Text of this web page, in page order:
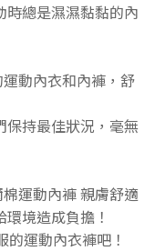
時總是濕濕黏黏的內
動內衣和內褲，舒
保持最佳狀況，毫無
運動內褲 親膚舒適
境造成負擔！
運動內衣褲吧！